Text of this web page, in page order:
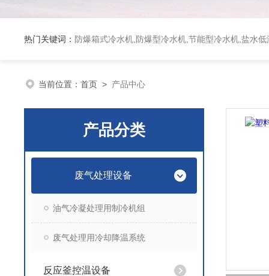
热门关键词： 防爆箱式冷水机,防爆型冷水机,节能型冷水机,盐水低
当前位置： 首页 > 产品中心
产品分类
废气处理设备
油气冷凝处理用制冷机组
废气处理用冷却降温系统
反应釜控温设备